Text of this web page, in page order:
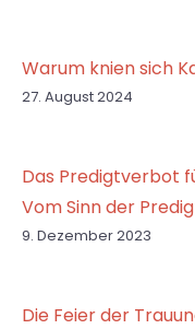
Warum knien sich
27. August 2024
Das Predigtverbot
Vom Sinn der
9. Dezember 2023
Die Feier der